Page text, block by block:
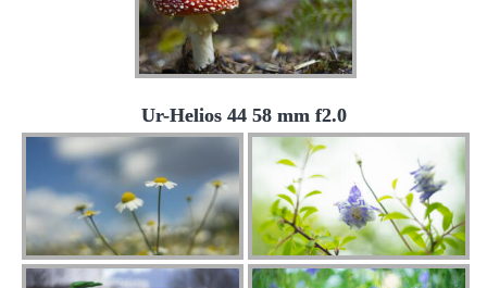
Ur-Helios 44 58 mm f2.0